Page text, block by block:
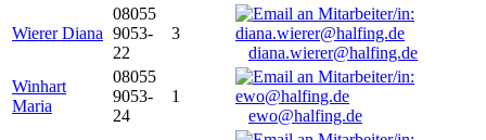
Wierer Diana
08055
9053-
22
3
diana.wierer@halfing.de
Winhart
Maria
08055
9053-
24
1
ewo@halfing.de